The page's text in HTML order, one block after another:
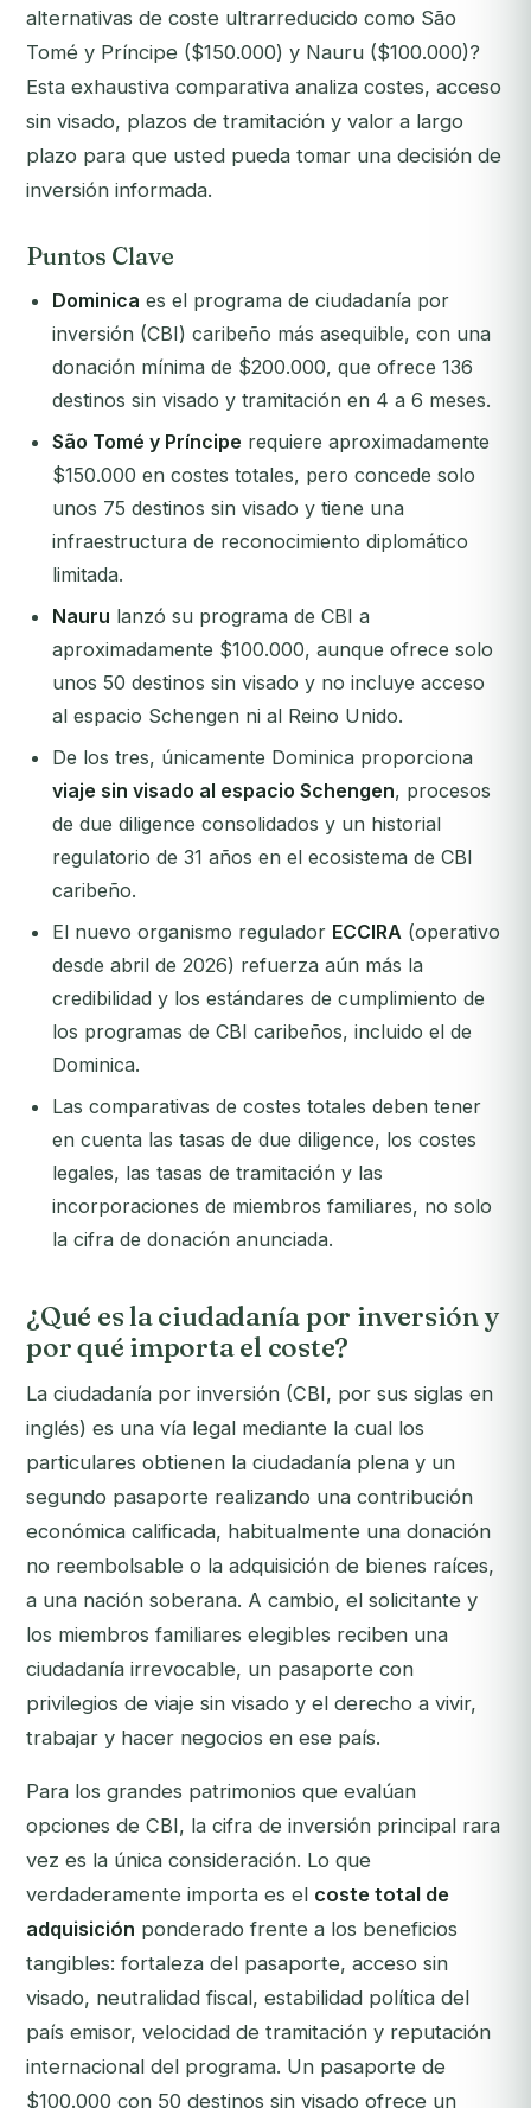
alternativas de coste ultrarreducido como São
Tomé y Príncipe ($150.000) y Nauru ($100.000)?
Esta exhaustiva comparativa analiza costes, acceso
sin visado, plazos de tramitación y valor a largo
plazo para que usted pueda tomar una decisión de
inversión informada.
Puntos Clave
Dominica es el programa de ciudadanía por
inversión (CBI) caribeño más asequible, con una
donación mínima de $200.000, que ofrece 136
destinos sin visado y tramitación en 4 a 6 meses.
São Tomé y Príncipe requiere aproximadamente
$150.000 en costes totales, pero concede solo
unos 75 destinos sin visado y tiene una
infraestructura de reconocimiento diplomático
limitada.
Nauru lanzó su programa de CBI a
aproximadamente $100.000, aunque ofrece solo
unos 50 destinos sin visado y no incluye acceso
al espacio Schengen ni al Reino Unido.
De los tres, únicamente Dominica proporciona
viaje sin visado al espacio Schengen, procesos
de due diligence consolidados y un historial
regulatorio de 31 años en el ecosistema de CBI
caribeño.
El nuevo organismo regulador ECCIRA (operativo
desde abril de 2026) refuerza aún más la
credibilidad y los estándares de cumplimiento de
los programas de CBI caribeños, incluido el de
Dominica.
Las comparativas de costes totales deben tener
en cuenta las tasas de due diligence, los costes
legales, las tasas de tramitación y las
incorporaciones de miembros familiares, no solo
la cifra de donación anunciada.
¿Qué es la ciudadanía por inversión y
por qué importa el coste?
La ciudadanía por inversión (CBI, por sus siglas en
inglés) es una vía legal mediante la cual los
particulares obtienen la ciudadanía plena y un
segundo pasaporte realizando una contribución
económica calificada, habitualmente una donación
no reembolsable o la adquisición de bienes raíces,
a una nación soberana. A cambio, el solicitante y
los miembros familiares elegibles reciben una
ciudadanía irrevocable, un pasaporte con
privilegios de viaje sin visado y el derecho a vivir,
trabajar y hacer negocios en ese país.
Para los grandes patrimonios que evalúan
opciones de CBI, la cifra de inversión principal rara
vez es la única consideración. Lo que
verdaderamente importa es el coste total de
adquisición ponderado frente a los beneficios
tangibles: fortaleza del pasaporte, acceso sin
visado, neutralidad fiscal, estabilidad política del
país emisor, velocidad de tramitación y reputación
internacional del programa. Un pasaporte de
$100.000 con 50 destinos sin visado ofrece un